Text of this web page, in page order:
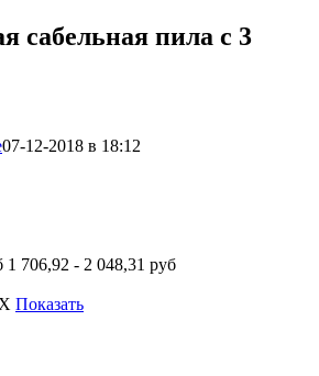
сабельная пила с 3
07-12-2018 в 18:12
1 706,92 - 2 048,31 руб
Показать